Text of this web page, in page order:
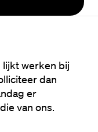
lijkt werken bij
dan
er
van ons.